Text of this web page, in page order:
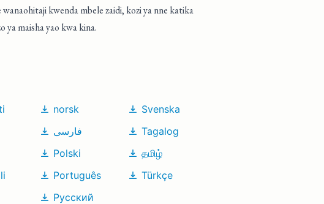
kwenda mbele zaidi, kozi ya nne katika
ya maisha yao kwa kina.
norsk
فارسی
Polski
Português
Русский
Svenska
Tagalog
தமிழ்
Türkçe